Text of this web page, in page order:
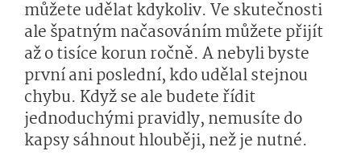
můžete udělat kdykoliv. Ve skutečnosti
ale špatným načasováním můžete přijít
až o tisíce korun ročně. A nebyli byste
první ani poslední, kdo udělal stejnou
chybu. Když se ale budete řídit
jednoduchými pravidly, nemusíte do
kapsy sáhnout hlouběji, než je nutné.